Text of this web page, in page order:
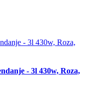
- 3l 430w, Roza,